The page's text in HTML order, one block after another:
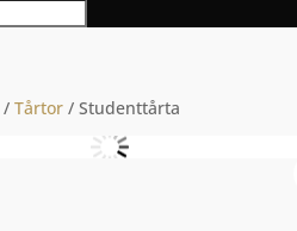
/Tårtor / Studenttårta